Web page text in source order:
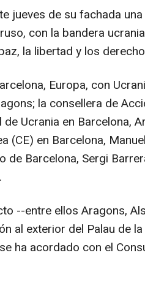
jueves de su fachada
con la bandera
la libertad y los
Europa, con
la consellera de
Ucrania en Barcelona,
(CE) en Barcelona,
de Barcelona, Sergi
--entre ellos Aragons,
al exterior del Palau de
ha acordado con el